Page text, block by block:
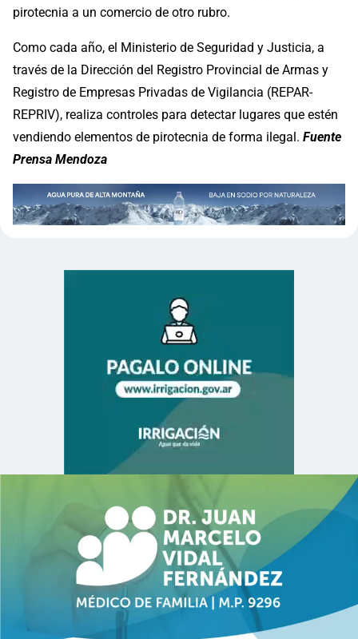
pirotecnia a un comercio de otro rubro.
Como cada año, el Ministerio de Seguridad y Justicia, a
través de la Dirección del Registro Provincial de Armas y
Registro de Empresas Privadas de Vigilancia (REPAR-
REPRIV), realiza controles para detectar lugares que estén
vendiendo elementos de pirotecnia de forma ilegal. Fuente
Prensa Mendoza